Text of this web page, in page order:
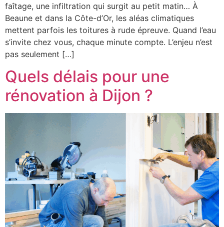
faîtage, une infiltration qui surgit au petit matin… À
Beaune et dans la Côte-d’Or, les aléas climatiques
mettent parfois les toitures à rude épreuve. Quand l’eau
s’invite chez vous, chaque minute compte. L’enjeu n’est
pas seulement […]
Quels délais pour une
rénovation à Dijon ?